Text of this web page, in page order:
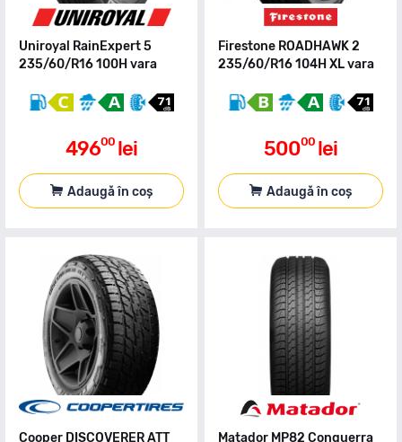
Uniroyal RainExpert 5
235/60/R16 100H vara
49600 lei
Adaugă în coș
Firestone ROADHAWK 2
235/60/R16 104H XL vara
50000 lei
Adaugă în coș
Cooper DISCOVERER ATT
Matador MP82 Conquerra